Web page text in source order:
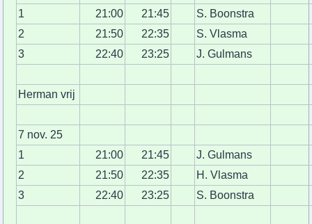
1
21:00 21:45
S. Boonstra
2
21:50 22:35
S. Vlasma
3
22:40 23:25 J. Gulmans
Herman vrij
7 nov. 25
1
21:00 21:45
J. Gulmans
2
21:50 22:35
H. Vlasma
3
22:40 23:25 S. Boonstra